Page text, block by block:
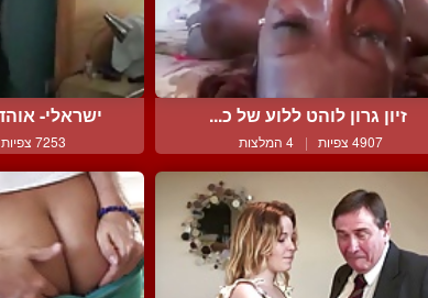
זיון גרון לוהט ללוע של כ...
4907 צפיות | 4 המלצות
ישראלי-
7253 צפיות